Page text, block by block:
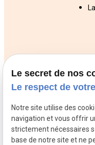
Trappes
Veterinaires
Le secret de nos
Le respect de
Notre site utilise des
navigation et vous offrir
strictement nécessaires
base de notre site et ne